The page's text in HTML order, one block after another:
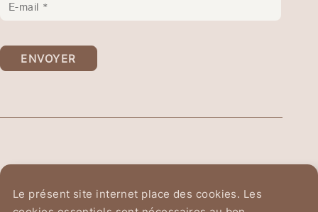
Saint-Sépulcre de Jérusalem
ENVOYER
Le présent site internet place des cookies. Les